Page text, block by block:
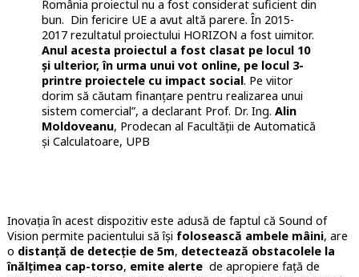
România proiectul nu a fost considerat suficient din
bun. Din fericire UE a avut altă parere. În 2015-
2017 rezultatul proiectului HORIZON a fost uimitor.
Anul acesta proiectul a fost clasat pe locul 10
și ulterior, în urma unui vot online, pe locul 3-
printre proiectele cu impact social. Pe viitor
dorim să căutam finanțare pentru realizarea unui
sistem comercial”, a declarant Prof. Dr. Ing. Alin
Moldoveanu, Prodecan al Facultății de Automatică
și Calculatoare, UPB
Inovația în acest dispozitiv este adusă de faptul că Sound of
Vision permite pacientului să își folosească ambele mâini, are
o distanță de detecție de 5m, detectează obstacolele la
înălțimea cap-torso, emite alertede apropiere față de